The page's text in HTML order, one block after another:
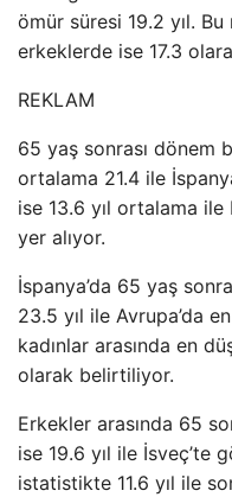
ömür süresi 19.2 yıl.
erkeklerde ise 17.3
REKLAM
65 yaş sonrası dönem
ortalama 21.4 ile
ise 13.6 yıl ortalama
yer alıyor.
İspanya’da 65 yaş
23.5 yıl ile Avrupa’da
kadınlar arasında en
olarak belirtiliyor.
Erkekler arasında 65
ise 19.6 yıl ile İsveç’te
istatistikte 11.6 yıl ile